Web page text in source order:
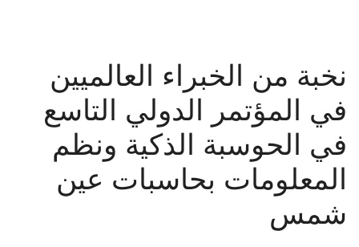
المراكز والوحدات
الأنظمة الذكية
نخبة من الخبراء العالميين
في المؤتمر الدولي التاسع
في الحوسبة الذكية ونظم
المعلومات بحاسبات عين
شمس